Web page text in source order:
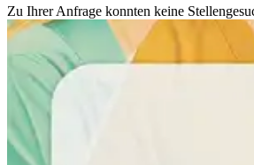
Zu Ihrer Anfrage konnten keine